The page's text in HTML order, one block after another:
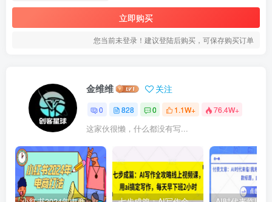
立即购买
您当前未登录！建议登陆后购买，可保存购买订单
金维维 关注
0 828 0 1.1W+ 76.4W+
这家伙很懒，什么都没有写...